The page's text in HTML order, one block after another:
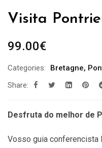
Visita
99.00€
Categories: Bretagne,
Share:
Desfruta do melhor de
Vosso guia conferencista